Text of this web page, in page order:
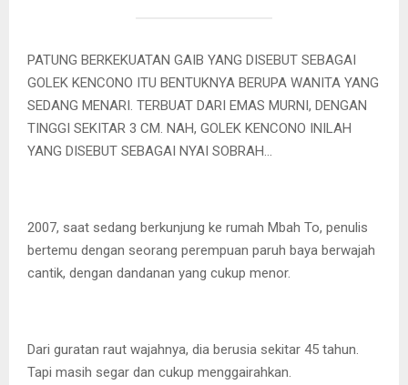
PATUNG BERKEKUATAN GAIB YANG DISEBUT SEBAGAI
GOLEK KENCONO ITU BENTUKNYA BERUPA WANITA YANG
SEDANG MENARI. TERBUAT DARI EMAS MURNI, DENGAN
TINGGI SEKITAR 3 CM. NAH, GOLEK KENCONO INILAH
YANG DISEBUT SEBAGAI NYAI SOBRAH…
2007, saat sedang berkunjung ke rumah Mbah To, penulis
bertemu dengan seorang perempuan paruh baya berwajah
cantik, dengan dandanan yang cukup menor.
Dari guratan raut wajahnya, dia berusia sekitar 45 tahun.
Tapi masih segar dan cukup menggairahkan.